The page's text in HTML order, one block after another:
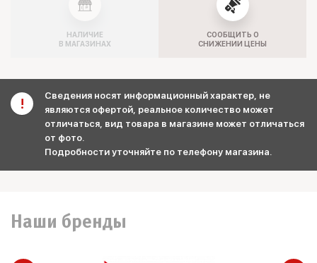
НАЛИЧИЕ
В МАГАЗИНАХ
СООБЩИТЬ О
СНИЖЕНИИ ЦЕНЫ
Сведения носят информационный характер, не
являются офертой, реальное количество может
отличаться, вид товара в магазине может отличаться
от фото.
Подробности уточняйте по телефону магазина.
Наши бренды